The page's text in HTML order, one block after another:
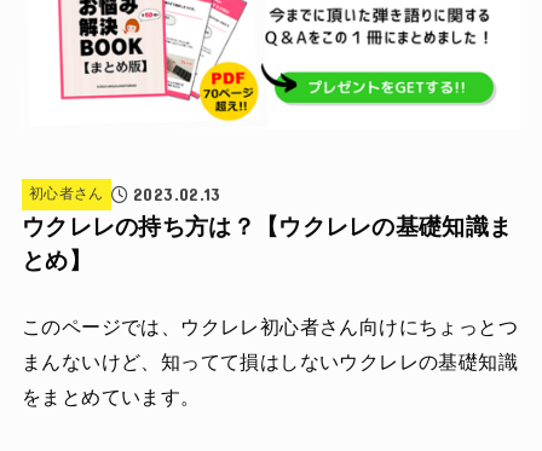
初心者さん 2023.02.13
ウクレレの持ち方は？【ウクレレの基礎知識ま
とめ】
このページでは、ウクレレ初心者さん向けにちょっとつ
まんないけど、知ってて損はしないウクレレの基礎知識
をまとめています。